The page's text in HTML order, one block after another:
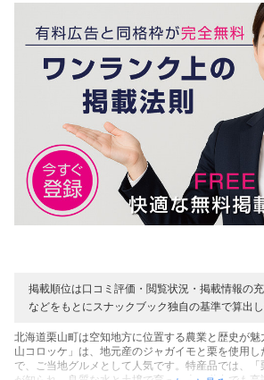
掲載順位は口コミ評価・閲覧状況・掲載情報の
などをもとにスナックブック独自の基準で算出し
北海道栗山町は空知地方に位置する農業と歴史が
山コロッケ」は、地元産のジャガイモと栗を使用
で、ご当地グルメとして人気です。特産品では、「